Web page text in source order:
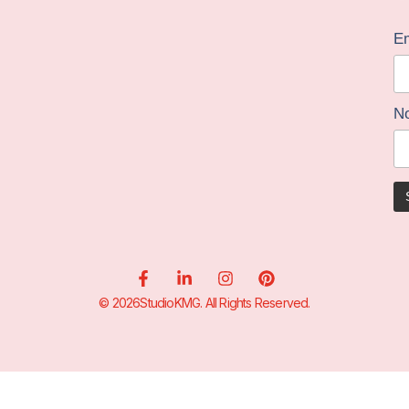
© 2026StudioKMG. All Rights Reserved.